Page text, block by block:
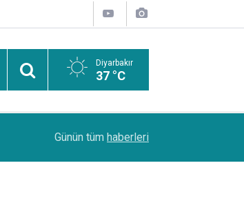
Diyarbakır
37 °C
Diyarbakır’da 4 ayrı kurşunlama ve yaralama
Günün tüm haberleri